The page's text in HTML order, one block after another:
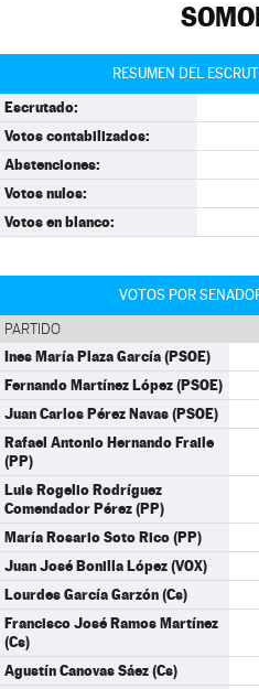
RESUMEN DEL
Escrutado:
Votos contabilizados:
Abstenciones:
Votos nulos:
Votos en blanco:
VOTOS POR
PARTIDO
Ines María Plaza García (PSOE)
Fernando Martínez López (PSOE)
Juan Carlos Pérez Navas (PSOE)
Rafael Antonio Hernando Fraile
(PP)
Luis Rogelio Rodríguez
Comendador Pérez (PP)
María Rosario Soto Rico (PP)
Juan José Bonilla López (VOX)
Lourdes García Garzón (Cs)
Francisco José Ramos Martínez
(Cs)
Agustín Canovas Sáez (Cs)